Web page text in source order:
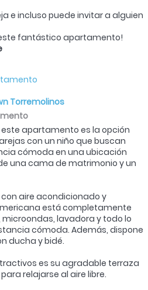
e incluso puede invitar a alguien
fantástico apartamento!
Torremolinos
apartamento es la opción
con un niño que buscan
cómoda en una ubicación
una cama de matrimonio y un
aire acondicionado y
está completamente
lavadora y todo lo
cómoda. Además, dispone
ducha y bidé.
es su agradable terraza
relajarse al aire libre.